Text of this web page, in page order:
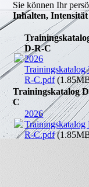
Sie können Ihr
Inhalten,
D-R-C
2026
Trainingskatalog
R-C.pdf
Trainingskatalog
C
2026
Trainingskatalog
R-C.pdf